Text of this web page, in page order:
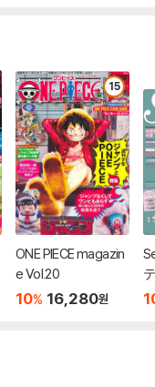
15
ONE PIECE magazin
e Vol.20
10% 16,280원